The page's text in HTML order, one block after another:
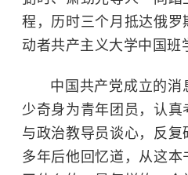
程，历时三个月抵达俄罗
动者共产主义大学中国班
中国共产党成立的消
少奇身为青年团员，认
与政治教导员谈心，反复
多年后他回忆道，从这